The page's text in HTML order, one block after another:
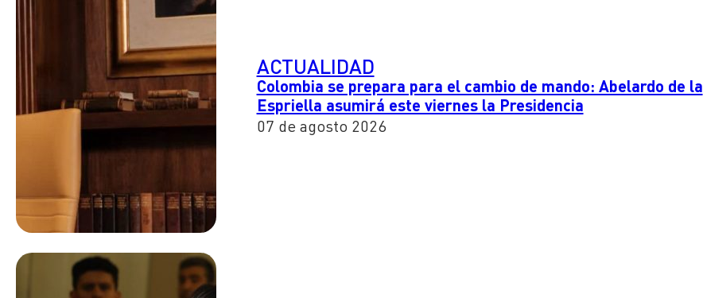
ACTUALIDAD
Colombia se prepara para el cambio de mando: Abelardo de la
Espriella asumirá este viernes la Presidencia
07 de agosto 2026